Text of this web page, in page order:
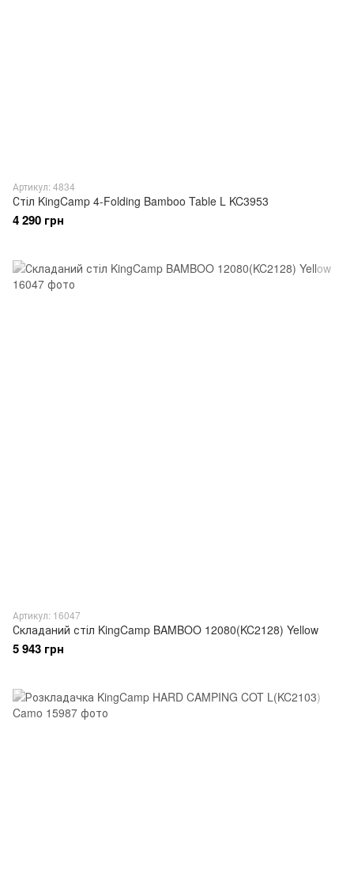
Артикул: 4834
Стіл KingCamp 4-Folding Bamboo Table L KC3953
4 290 грн
Артикул: 16047
Складаний стіл KingCamp BAMBOO 12080(KC2128) Yellow
5 943 грн